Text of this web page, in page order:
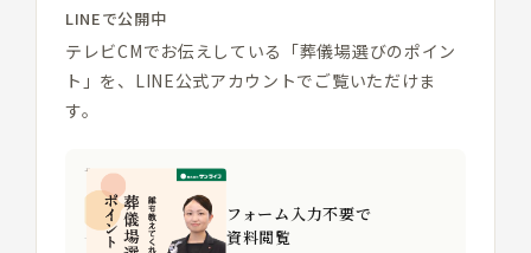
LINEで公開中
テレビCMでお伝えしている「葬儀場選びのポイン
ト」を、LINE公式アカウントでご覧いただけま
す。
フォーム入力不要で
資料閲覧